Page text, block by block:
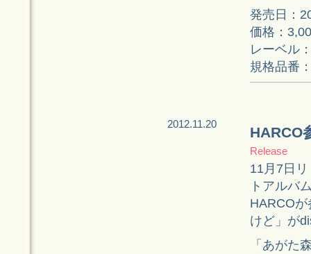
発売日：
価格：
レーベル
規格品番
2012.11.20
HARCO
Release
11月7日
トアルバ
HARCO
けど」が
「あがた